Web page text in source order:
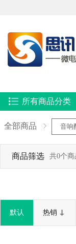
所有商品分类
全部商品 音响
商品筛选 共0个商
默认 热销